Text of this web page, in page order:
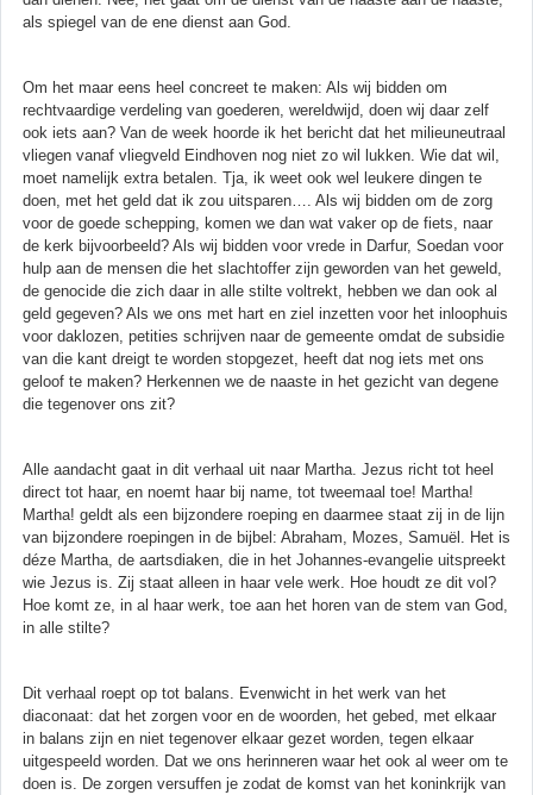
als spiegel van de ene dienst aan God.
Om het maar eens heel concreet te maken: Als wij bidden om
rechtvaardige verdeling van goederen, wereldwijd, doen wij daar zelf
ook iets aan? Van de week hoorde ik het bericht dat het milieuneutraal
vliegen vanaf vliegveld Eindhoven nog niet zo wil lukken. Wie dat wil,
moet namelijk extra betalen. Tja, ik weet ook wel leukere dingen te
doen, met het geld dat ik zou uitsparen…. Als wij bidden om de zorg
voor de goede schepping, komen we dan wat vaker op de fiets, naar
de kerk bijvoorbeeld? Als wij bidden voor vrede in Darfur, Soedan voor
hulp aan de mensen die het slachtoffer zijn geworden van het geweld,
de genocide die zich daar in alle stilte voltrekt, hebben we dan ook al
geld gegeven? Als we ons met hart en ziel inzetten voor het inloophuis
voor daklozen, petities schrijven naar de gemeente omdat de subsidie
van die kant dreigt te worden stopgezet, heeft dat nog iets met ons
geloof te maken? Herkennen we de naaste in het gezicht van degene
die tegenover ons zit?
Alle aandacht gaat in dit verhaal uit naar Martha. Jezus richt tot heel
direct tot haar, en noemt haar bij name, tot tweemaal toe! Martha!
Martha! geldt als een bijzondere roeping en daarmee staat zij in de lijn
van bijzondere roepingen in de bijbel: Abraham, Mozes, Samuël. Het is
déze Martha, de aartsdiaken, die in het Johannes-evangelie uitspreekt
wie Jezus is. Zij staat alleen in haar vele werk. Hoe houdt ze dit vol?
Hoe komt ze, in al haar werk, toe aan het horen van de stem van God,
in alle stilte?
Dit verhaal roept op tot balans. Evenwicht in het werk van het
diaconaat: dat het zorgen voor en de woorden, het gebed, met elkaar
in balans zijn en niet tegenover elkaar gezet worden, tegen elkaar
uitgespeeld worden. Dat we ons herinneren waar het ook al weer om te
doen is. De zorgen versuffen je zodat de komst van het koninkrijk van